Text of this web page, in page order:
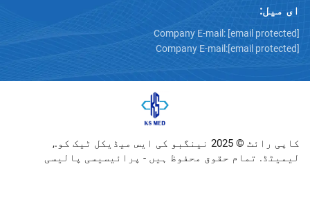
Company E-mail:
Company E-mail:
کاپی رائٹ © 2025 نینگبو کی ایس میڈیکل ٹیک کو.,
حقوق محفوظ ہیں - پرائیسیسی پالیسی